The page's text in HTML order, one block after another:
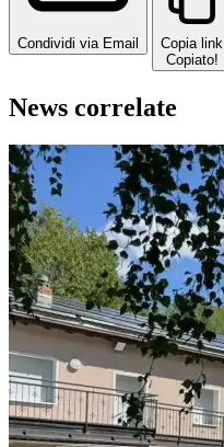
Condividi via Email
Copia link
Copiato!
News correlate